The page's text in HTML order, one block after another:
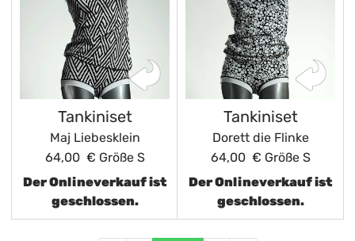
Tankiniset
Maj Liebesklein
64,00 € Größe S
Der Onlineverkauf ist
geschlossen.
Tankiniset
Dorett die Flinke
64,00 € Größe S
Der Onlineverkauf ist
geschlossen.